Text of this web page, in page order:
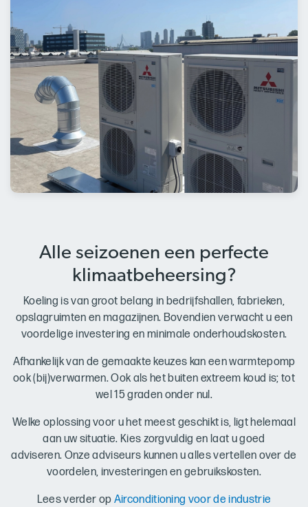
Alle seizoenen een perfecte
klimaatbeheersing?
Koeling is van groot belang in bedrijfshallen, fabrieken,
opslagruimten en magazijnen. Bovendien verwacht u een
voordelige investering en minimale onderhoudskosten.
Afhankelijk van de gemaakte keuzes kan een warmtepomp
ook (bij)verwarmen. Ook als het buiten extreem koud is; tot
wel 15 graden onder nul.
Welke oplossing voor u het meest geschikt is, ligt helemaal
aan uw situatie. Kies zorgvuldig en laat u goed
adviseren. Onze adviseurs kunnen u alles vertellen over de
voordelen, investeringen en gebruikskosten.
Lees verder op Airconditioning voor de industrie